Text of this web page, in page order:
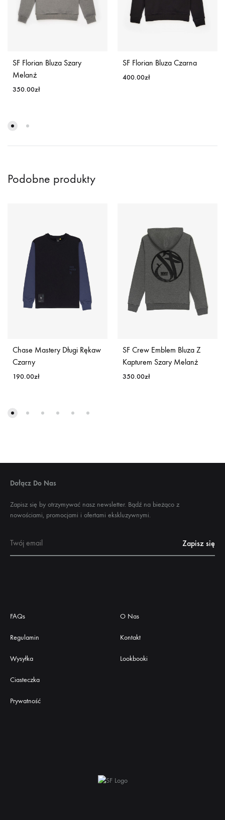
SF Florian Bluza Szary
Melanż
350.00zł
SF Florian Bluza Czarna
400.00zł
Podobne produkty
Chase Mastery Długi Rękaw
Czarny
190.00zł
SF Crew Emblem Bluza Z
Kapturem Szary Melanż
350.00zł
Dołącz Do Nas
Zapisz się by otrzymywać nasz newsletter. Bądź na bieżąco z
nowościami, promocjami i ofertami ekskluzywnymi.
FAQs
Regulamin
Wysyłka
Ciasteczka
Prywatność
O Nas
Kontakt
Lookbooki